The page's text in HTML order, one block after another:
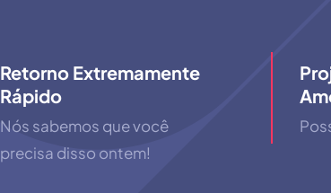
Retorno Extremamente
Rápido
Nós sabemos que você
precisa disso ontem!